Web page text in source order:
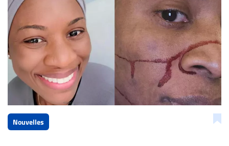
Nouvelles